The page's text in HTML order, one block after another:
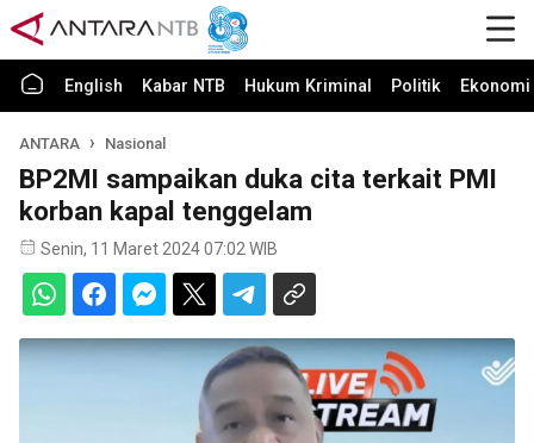
English Kabar NTB Hukum Kriminal Politik
ANTARA Nasional
BP2MI sampaikan duka cita terkait PMI
korban kapal tenggelam
Senin, 11 Maret 2024 07:02 WIB